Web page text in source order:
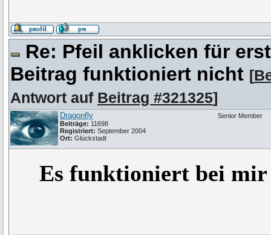
Re: Pfeil anklicken für
Beitrag funktioniert nicht [
Antwort auf Beitrag #321325]
Dragonfly
Beiträge: 11698
Registriert: September 2004
Ort: Glückstadt
Senior Member
Es funktioniert bei